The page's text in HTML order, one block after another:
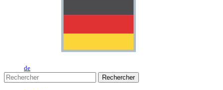
de
Rechercher